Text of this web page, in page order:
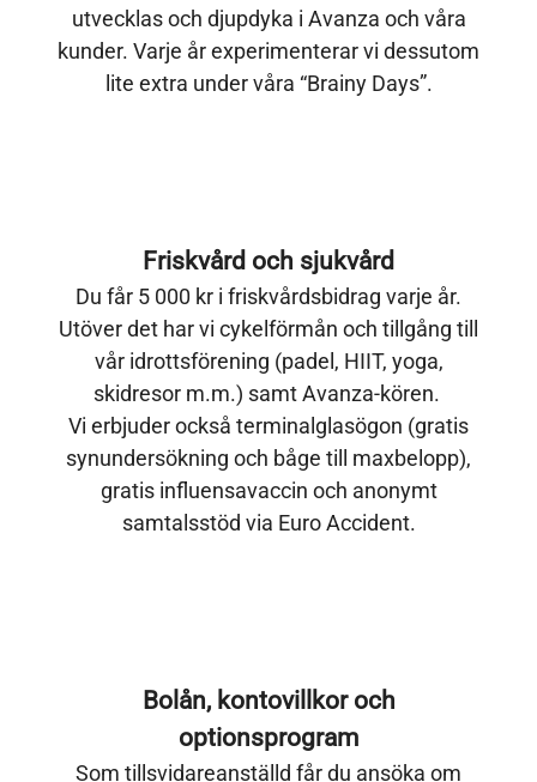
utvecklas och djupdyka i Avanza och våra
kunder. Varje år experimenterar vi dessutom
lite extra under våra “Brainy Days”.
Friskvård och sjukvård
Du får 5 000 kr i friskvårdsbidrag varje år.
Utöver det har vi cykelförmån och tillgång till
vår idrottsförening (padel, HIIT, yoga,
skidresor m.m.) samt Avanza-kören.
Vi erbjuder också terminalglasögon (gratis
synundersökning och båge till maxbelopp),
gratis influensavaccin och anonymt
samtalsstöd via Euro Accident.
Bolån, kontovillkor och
optionsprogram
Som tillsvidareanställd får du ansöka om